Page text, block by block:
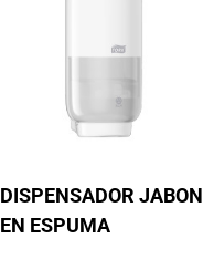
DISPENSADOR JABON
EN ESPUMA